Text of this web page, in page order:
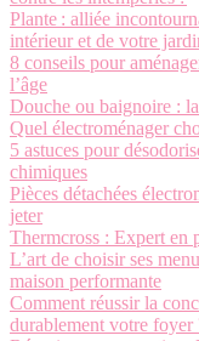
Plante : alliée
intérieur et de votre
8 conseils pour
l’âge
Douche ou baignoire :
Quel électroménager
5 astuces pour
chimiques
Pièces détachées
jeter
Thermcross : Expert en
L’art de choisir ses
maison performante
Comment réussir la
durablement votre foyer